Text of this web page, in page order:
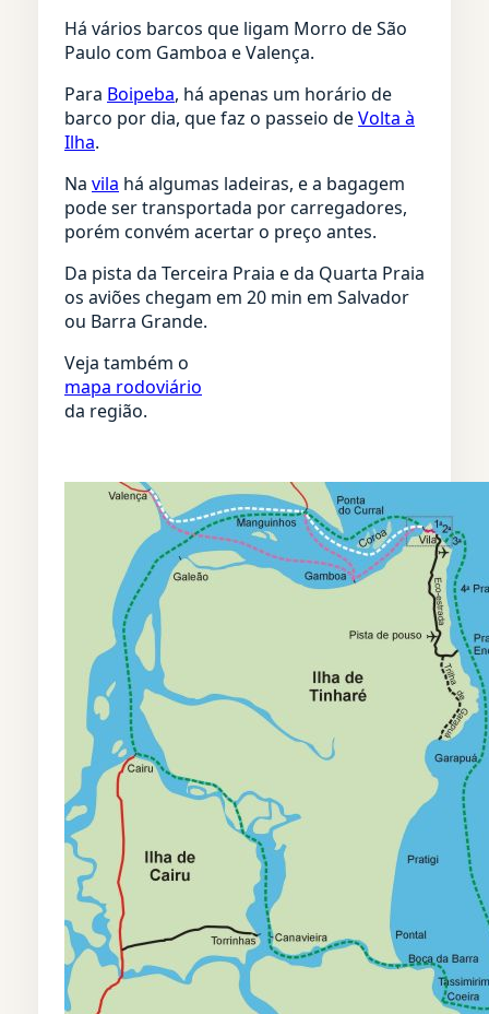
Há vários barcos que ligam Morro de São
Paulo com Gamboa e Valença.
Para Boipeba, há apenas um horário de
barco por dia, que faz o passeio deVolta à
Ilha.
Na vila há algumas ladeiras, e a bagagem
pode ser transportada por carregadores,
porém convém acertar o preço antes.
Da pista da Terceira Praia e da Quarta Praia
os aviões chegam em 20 min em Salvador
ou Barra Grande.
Veja também o
mapa rodoviário
da região.